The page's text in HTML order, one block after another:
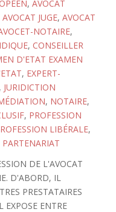
, AVOCAT
AVOCAT JUGE, AVOCAT
NOTAIRE,
, CONSEILLER
D'ETAT EXAMEN
, EXPERT-
, JURIDICTION
, NOTAIRE,
, PROFESSION
LIBÉRALE,
PARTENARIAT
DE L'AVOCAT
D'ABORD, IL
PRESTATAIRES
EXPOSE ENTRE